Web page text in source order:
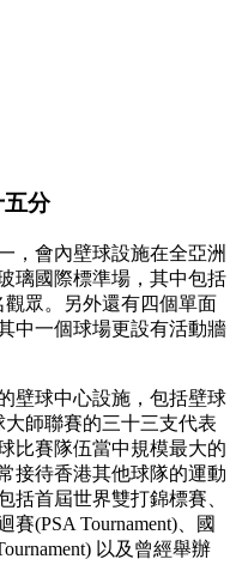
分
，會內壁球設施在全亞洲
璃國際標準場，其中包括
眾。另外還有四個單面
中一個球場更設有活動牆
壁球中心設施，包括壁球
師聯賽的三十三支代表
比賽隊伍當中規模最大的
接待香港其他球隊的運動
括首屆世界雙打錦標賽、
(PSA Tournament)、國
以及曾經舉辦